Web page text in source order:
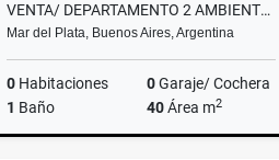
VENTA/ DEPARTAMENTO 2 AMBIENTES PLANTA BAJA + PATIO / MAR DEL PLATA
Mar del Plata, Buenos Aires, Argentina
0 Habitaciones 0Garaje/ Cochera
1 Baño 40Área m2